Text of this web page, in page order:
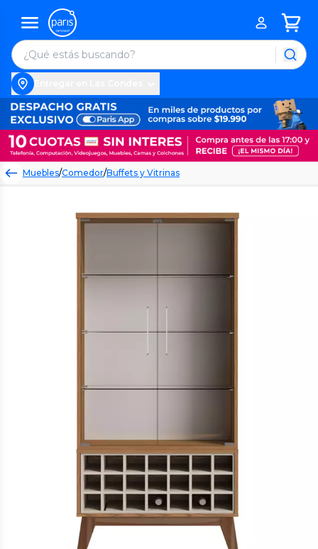
Muebles/Comedor/Buffets y Vitrinas